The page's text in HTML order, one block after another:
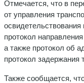
Отмечается, что в
от управления
освидетельствования
протокол
а также протокол об
протокол задержания
Также сообщается,